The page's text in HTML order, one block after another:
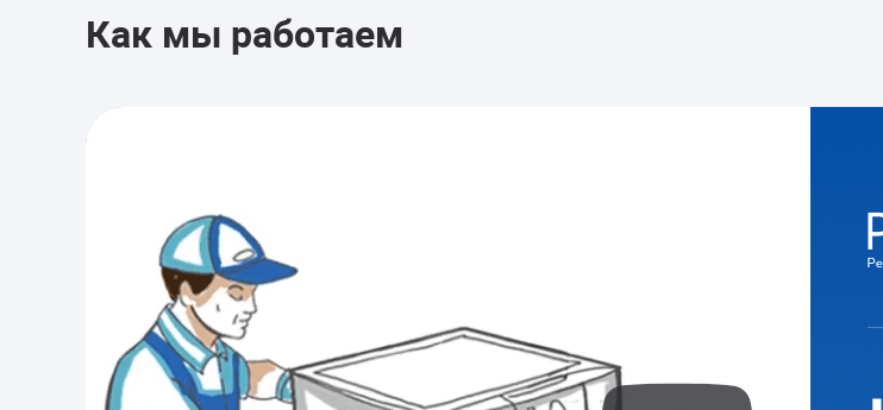
Как мы работаем